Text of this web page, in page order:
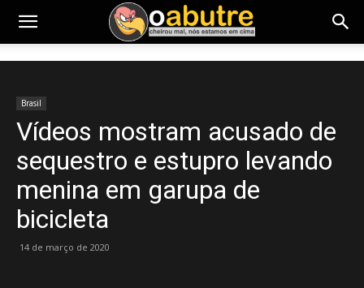
Brasil
Vídeos mostram acusado de
sequestro e estupro levando
menina em garupa de
bicicleta
14 de março de 2020